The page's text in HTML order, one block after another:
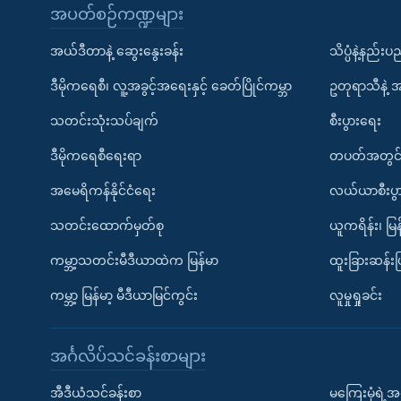
အပတ်စဉ်ကဏ္ဍများ
အယ်ဒီတာနဲ့ ဆွေးနွေးခန်း
ဒီမိုကရေစီ၊ လူ့အခွင့်အရေးနှင့် ခေတ်ပြိုင်ကမ္ဘာ
သတင်းသုံးသပ်ချက်
ဒီမိုကရေစီရေးရာ
အမေရိကန်နိုင်ငံရေး
သတင်းထောက်မှတ်စု
ကမ္ဘာ့သတင်းမီဒီယာထဲက မြန်မာ
ကမ္ဘာ့ မြန်မာ့ မီဒီယာမြင်ကွင်း
သိပ္ပံနဲ့နည်းပ
ဥတုရာသီနဲ့ အ
စီးပွားရေး
တပတ်အတွင်း
လယ်ယာစီးပွာ
ယူကရိန်း၊ မ
ထူးခြားဆန်း
လူမှုရှုခင်း
အင်္ဂလိပ်သင်ခန်းစာများ
အီဒီယံသင်ခန်းစာ မကြေးမုံရဲ့အ